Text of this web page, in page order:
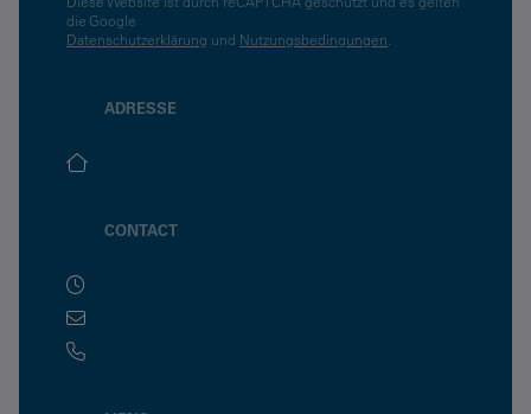
die Google
Datenschutzerklärung und Nutzungsbedingungen
ADRESSE
CONTACT